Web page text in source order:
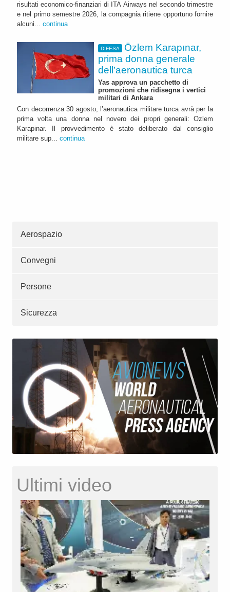
risultati economico-finanziari di ITA Airways nel secondo trimestre
e nel primo semestre 2026, la compagnia ritiene opportuno fornire
alcuni... continua
DIFESA
Özlem Karapınar,
prima donna generale
dell’aeronautica turca
Yas approva un pacchetto di
promozioni che ridisegna i vertici
militari di Ankara
Con decorrenza 30 agosto, l’aeronautica militare turca avrà per la
prima volta una donna nel novero dei propri generali: Ozlem
Karapinar. Il provvedimento è stato deliberato dal consiglio
militare sup... continua
Aerospazio
Convegni
Persone
Sicurezza
Ultimi video